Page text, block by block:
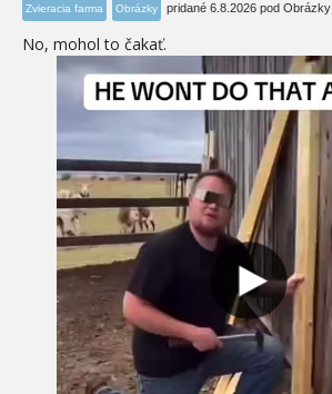
Zvieracia farma Obrázky pridané 6.8.2026 pod Obrázky
No, mohol to čakať.